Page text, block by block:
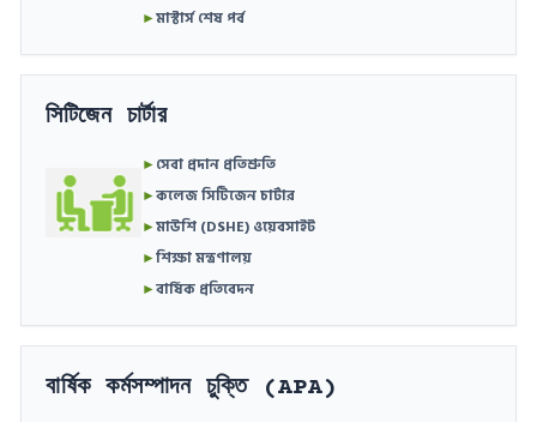
►মাস্টার্স শেষ পর্ব
সিটিজেন চার্টার
►সেবা প্রদান প্রতিশ্রুতি
►কলেজ সিটিজেন চার্টার
►মাউশি (DSHE) ওয়েবসাইট
►শিক্ষা মন্ত্রণালয়
►বার্ষিক প্রতিবেদন
বার্ষিক কর্মসম্পাদন চুক্তি (APA)